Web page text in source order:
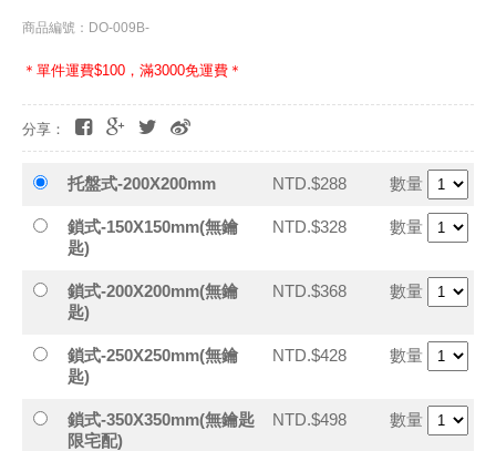
商品編號：DO-009B-
＊單件運費$100，滿3000免運費＊
分享：
托盤式-200X200mm NTD.$288 數量
鎖式-150X150mm(無鑰
匙)
NTD.$328 數量
鎖式-200X200mm(無鑰
匙)
NTD.$368 數量
鎖式-250X250mm(無鑰
匙)
NTD.$428 數量
鎖式-350X350mm(無鑰匙
限宅配)
NTD.$498 數量